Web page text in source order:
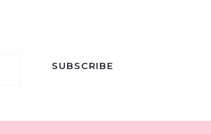
SUBSCRIBE